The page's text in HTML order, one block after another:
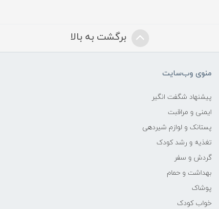
✔️ کمک به خشک ماندن ناحیه ناف
دوخت استاندارد و ایمن
فاقد لبه‌های زبر یا آزاردهنده
🔹 خاصیت کشسانی
برگشت به بالا
منوی وب‌سایت
پیشنهاد شگفت انگیر
ایمنی و مراقبت
پستانک و لوازم شیردهی
تغذیه و رشد کودک
گردش و سفر
بهداشت و حمام
پوشاک
خواب کودک